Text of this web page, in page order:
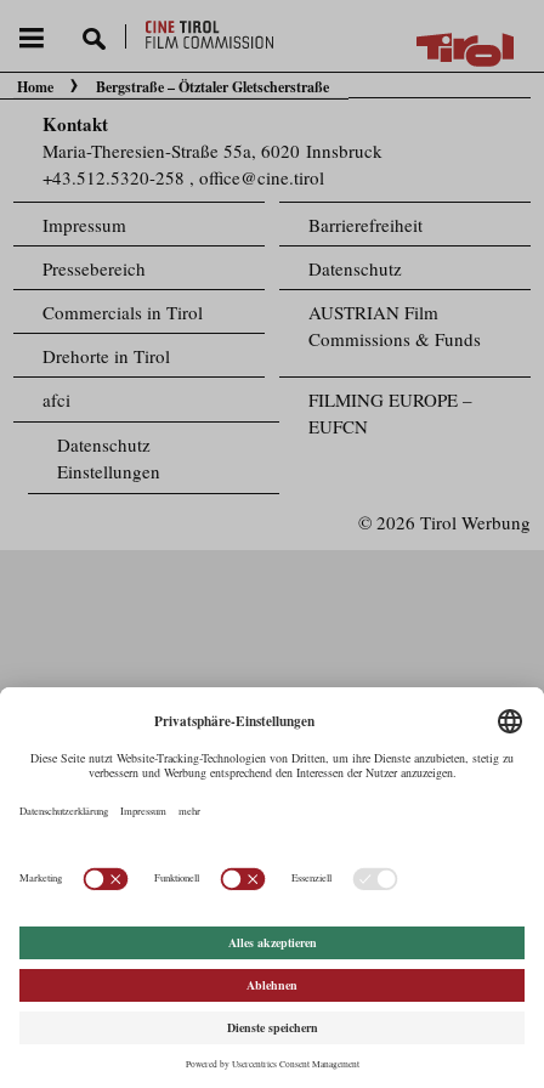
Sie befinden sich hier:
Home Bergstraße – Ötztaler Gletscherstraße
Kontakt
Maria-Theresien-Straße 55a, 6020 Innsbruck
+43.512.5320-258 ,office@cine.tirol
Impressum
Barrierefreiheit
Pressebereich
Datenschutz
Commercials in Tirol
AUSTRIAN Film
Commissions & Funds
Drehorte in Tirol
FILMING EUROPE –
EUFCN
afci
Datenschutz
Einstellungen
© 2026 Tirol Werbung